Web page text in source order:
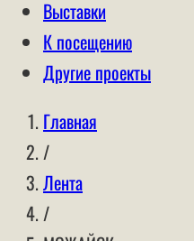
Выставки
К посещению
Другие проекты
Главная
/
Лента
/